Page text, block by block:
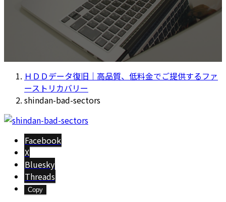
ＨＤＤデータ復旧｜高品質、低料金でご提供するファ
ーストリカバリー
shindan-bad-sectors
Facebook
X
Bluesky
Threads
Copy